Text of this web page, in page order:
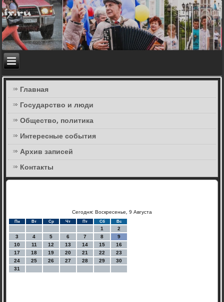
Главная
Государство и люди
Общество, политика
Интересные события
Архив записей
Контакты
Сегодня: Воскресенье, 9 Августа
Пн Вт Ср Чт Пт Сб Вс
1
2
3
4 5 6 7 8
9
10
11 12 13 14 15
16
17
18 19 20 21 22
23
24
25 26 27 28 29
30
31